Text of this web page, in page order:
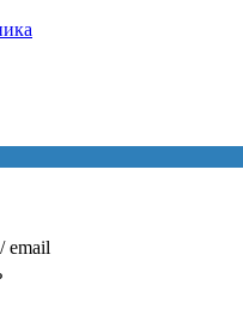
email